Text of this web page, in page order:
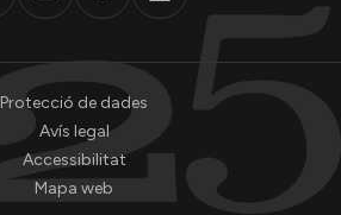
Protecció de dades
Avís legal
Accessibilitat
Mapa web